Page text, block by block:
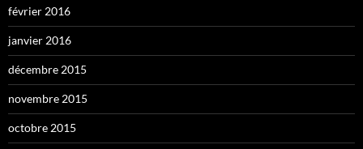
février 2016
janvier 2016
décembre 2015
novembre 2015
octobre 2015